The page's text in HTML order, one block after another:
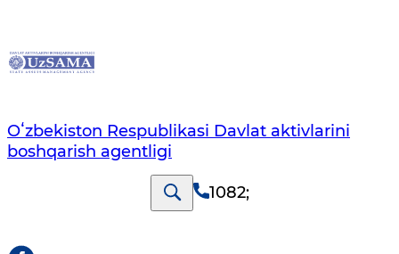
Oʻzbekiston Respublikasi Davlat aktivlarini
boshqarish agentligi
1082;